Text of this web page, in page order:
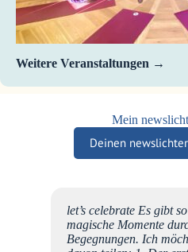
Weitere Veranstaltungen
Mein
Deinen
let’s celebrate Es gibt
magische Momente
Begegnungen. Ich